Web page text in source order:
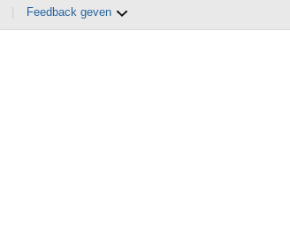
Feedback geven